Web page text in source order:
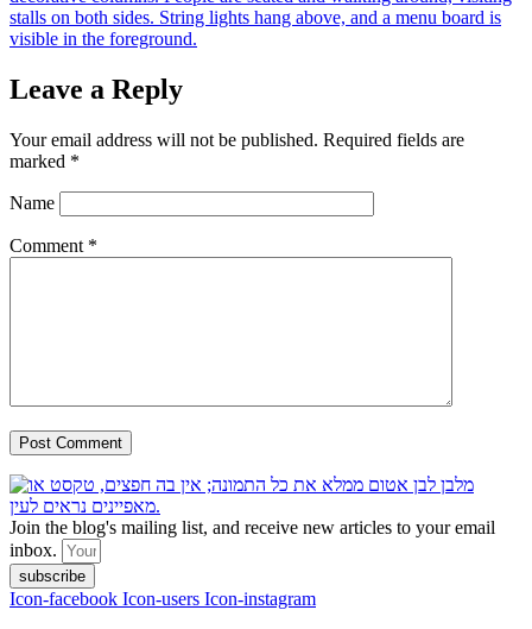
Leave a Reply
Your email address will not be published. Required fields are
marked *
Name
Comment *
Join the blog's mailing list, and receive new articles to your email
inbox.
subscribe
Icon-facebook Icon-users Icon-instagram